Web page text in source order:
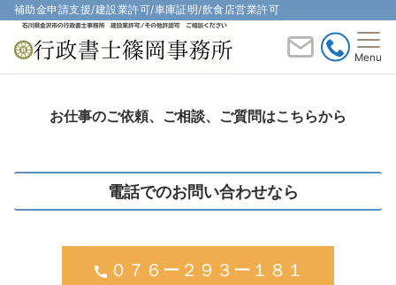
補助金申請支援/建設業許可/車庫証明/飲食店営業許可
Menu
お仕事のご依頼、ご相談、ご質問はこちらから
電話でのお問い合わせなら
０７６ー２９３ー１８１